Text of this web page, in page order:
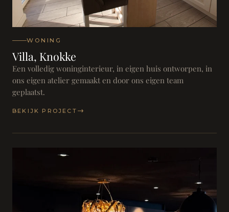
WONING
Villa, Knokke
Een volledig woninginterieur, in eigen huis ontworpen, in
ons eigen atelier gemaakt en door ons eigen team
geplaatst.
BEKIJK PROJECT